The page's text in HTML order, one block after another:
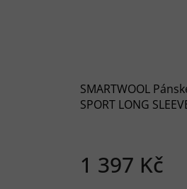
SMARTWOOL
SPORT LONG
1 397 Kč